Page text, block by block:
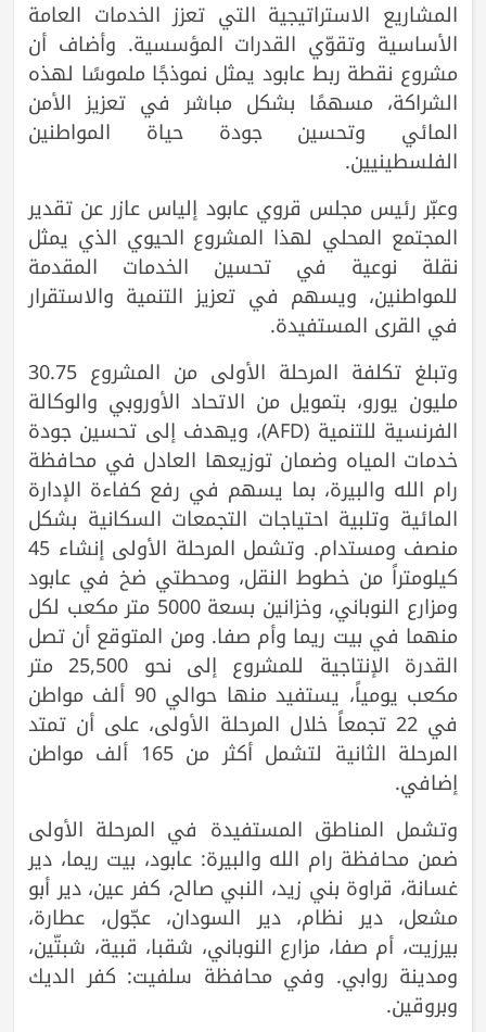
المشاريع الاستراتيجية التي تعزز الخدمات العامة
الأساسية وتقوّي القدرات المؤسسية. وأضاف أن
مشروع نقطة ربط عابود يمثل نموذجًا ملموسًا لهذه
الشراكة، مسهمًا بشكل مباشر في تعزيز الأمن
المائي وتحسين جودة حياة المواطنين
الفلسطينيين.
وعبّر رئيس مجلس قروي عابود إلياس عازر عن تقدير
المجتمع المحلي لهذا المشروع الحيوي الذي يمثل
نقلة نوعية في تحسين الخدمات المقدمة
للمواطنين، ويسهم في تعزيز التنمية والاستقرار
في القرى المستفيدة.
وتبلغ تكلفة المرحلة الأولى من المشروع 30.75
مليون يورو، بتمويل من الاتحاد الأوروبي والوكالة
الفرنسية للتنمية (AFD)، ويهدف إلى تحسين جودة
خدمات المياه وضمان توزيعها العادل في محافظة
رام الله والبيرة، بما يسهم في رفع كفاءة الإدارة
المائية وتلبية احتياجات التجمعات السكانية بشكل
منصف ومستدام. وتشمل المرحلة الأولى إنشاء 45
كيلومتراً من خطوط النقل، ومحطتي ضخ في عابود
ومزارع النوباني، وخزانين بسعة 5000 متر مكعب لكل
منهما في بيت ريما وأم صفا. ومن المتوقع أن تصل
القدرة الإنتاجية للمشروع إلى نحو 25,500 متر
مكعب يومياً، يستفيد منها حوالي 90 ألف مواطن
في 22 تجمعاً خلال المرحلة الأولى، على أن تمتد
المرحلة الثانية لتشمل أكثر من 165 ألف مواطن
إضافي.
وتشمل المناطق المستفيدة في المرحلة الأولى
ضمن محافظة رام الله والبيرة: عابود، بيت ريما، دير
غسانة، قراوة بني زيد، النبي صالح، كفر عين، دير أبو
مشعل، دير نظام، دير السودان، عجّول، عطارة،
بيرزيت، أم صفا، مزارع النوباني، شقبا، قبية، شبتّين،
ومدينة روابي. وفي محافظة سلفيت: كفر الديك
وبروقين.